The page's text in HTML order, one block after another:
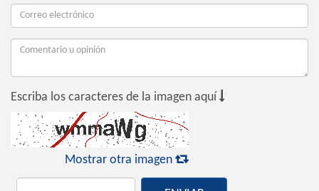
Escriba los caracteres de la imagen aquí 
Mostrar otra imagen 